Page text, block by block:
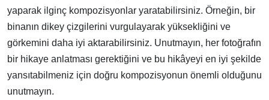
yaparak ilginç kompozisyonlar yaratabilirsiniz. Örneğin, bir
binanın dikey çizgilerini vurgulayarak yüksekliğini ve
görkemini daha iyi aktarabilirsiniz. Unutmayın, her fotoğrafın
bir hikaye anlatması gerektiğini ve bu hikâyeyi en iyi şekilde
yansıtabilmeniz için doğru kompozisyonun önemli olduğunu
unutmayın.